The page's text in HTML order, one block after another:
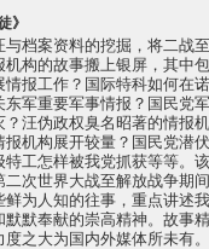
》
档案资料的挖掘，将二战
构的故事搬上银屏，其中
报工作？国际特科如何在
军重要军事情报？国民党
汪伪政权臭名昭著的情报机
报机构展开较量？国民党潜
工怎样被我党抓获等等。
次世界大战至解放战争期
为人知的往事，重点讲述
默奉献的崇高精神。故事
之大为国内外媒体所未有。